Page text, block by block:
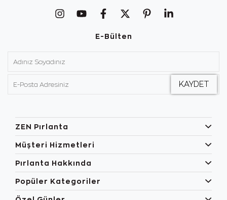
E-Bülten
ZEN Pırlanta
Müşteri Hizmetleri
Pırlanta Hakkında
Popüler Kategoriler